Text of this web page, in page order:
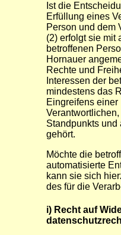
Ist die
Erfüllung eines
Person und dem
(2) erfolgt sie mit
betroffenen
Hornauer
Rechte und
Interessen der
mindestens das
Eingreifens
Standpunkts und
gehört.
Möchte die
automatisierte
kann sie sich
des für die
i) Recht auf